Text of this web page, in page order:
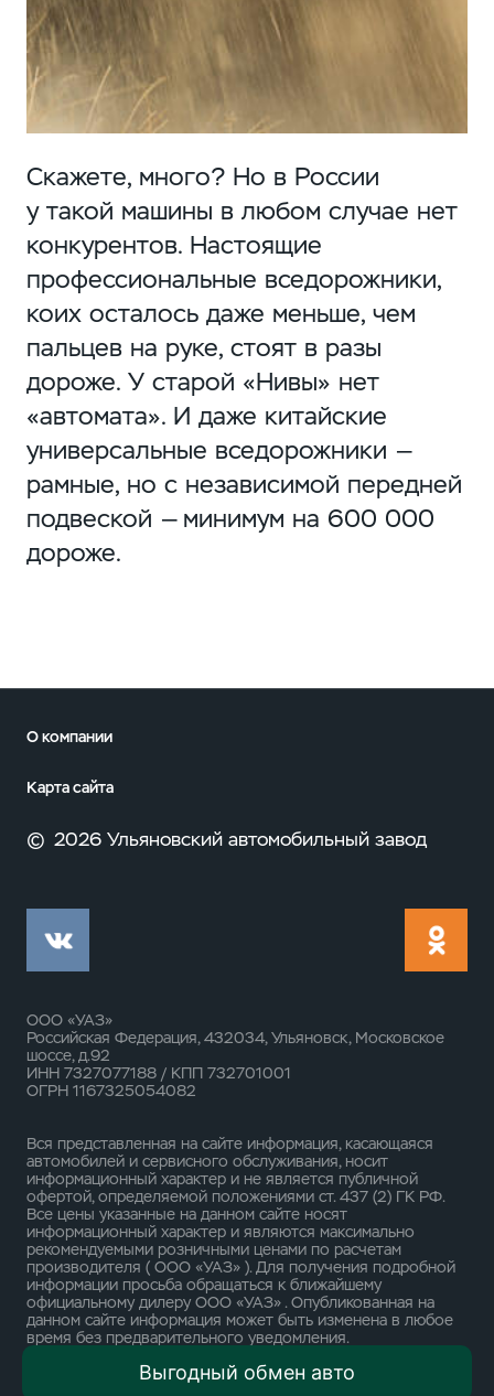
Скажете, много? Но в России
у такой машины в любом случае нет
конкурентов. Настоящие
профессиональные вседорожники,
коих осталось даже меньше, чем
пальцев на руке, стоят в разы
дороже. У старой «Нивы» нет
«автомата». И даже китайские
универсальные вседорожники —
рамные, но с независимой передней
подвеской — минимум на 600 000
дороже.
О компании
Карта сайта
© 2026 Ульяновский автомобильный завод
ООО «УАЗ»
Российская Федерация, 432034, Ульяновск, Московское
шоссе, д.92
ИНН 7327077188 / КПП 732701001
ОГРН 1167325054082
Вся представленная на сайте информация, касающаяся
автомобилей и сервисного обслуживания, носит
информационный характер и не является публичной
офертой, определяемой положениями ст. 437 (2) ГК РФ.
Все цены указанные на данном сайте носят
информационный характер и являются максимально
рекомендуемыми розничными ценами по расчетам
производителя ( ООО «УАЗ» ). Для получения подробной
информации просьба обращаться к ближайшему
официальному дилеру ООО «УАЗ» . Опубликованная на
данном сайте информация может быть изменена в любое
время без предварительного уведомления.
Выгодный обмен авто